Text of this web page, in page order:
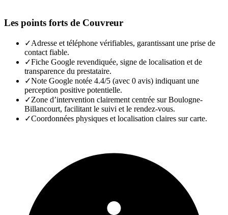
Les points forts de Couvreur
✓Adresse et téléphone vérifiables, garantissant une prise de
contact fiable.
✓Fiche Google revendiquée, signe de localisation et de
transparence du prestataire.
✓Note Google notée 4.4/5 (avec 0 avis) indiquant une
perception positive potentielle.
✓Zone d’intervention clairement centrée sur Boulogne-
Billancourt, facilitant le suivi et le rendez-vous.
✓Coordonnées physiques et localisation claires sur carte.